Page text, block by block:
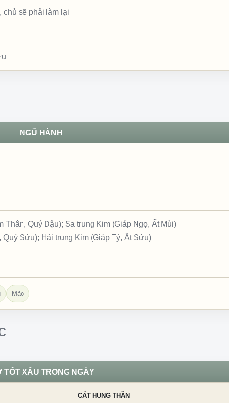
chủ sẽ phải làm lại
NGŨ HÀNH
Thân, Quý Dậu); Sa trung Kim (Giáp Ngọ, Ất Mùi)
Quý Sửu); Hải trung Kim (Giáp Tý, Ất Sửu)
Mão
TỐT XẤU TRONG NGÀY
CÁT HUNG THẦN